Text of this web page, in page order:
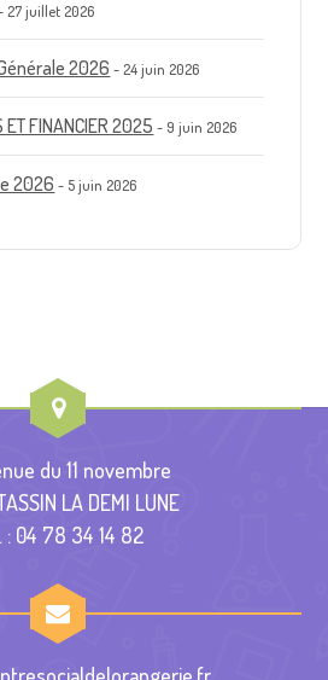
27 juillet 2026
2026 24 juin 2026
ET FINANCIER 2025 9 juin 2026
2026 5 juin 2026
du 11 novembre
LA DEMI LUNE
: 04 78 34 14 82